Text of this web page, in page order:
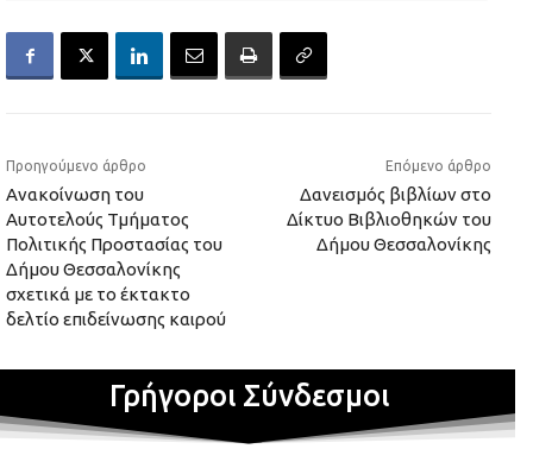
Προηγούμενο άρθρο
Ανακοίνωση του
Αυτοτελούς Τμήματος
Πολιτικής Προστασίας του
Δήμου Θεσσαλονίκης
σχετικά με το έκτακτο
δελτίο επιδείνωσης καιρού
Επόμενο άρθρο
Δανεισμός βιβλίων στο
Δίκτυο Βιβλιοθηκών του
Δήμου Θεσσαλονίκης
Γρήγοροι Σύνδεσμοι